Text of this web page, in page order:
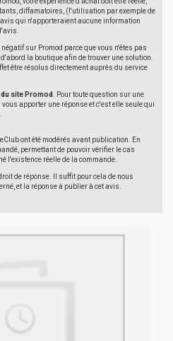
diffamatoires, (l'utilisation par exemple de
qui n'apporteraient aucune information
sur Promod parce que vous n'êtes pas
la boutique afin de trouver une solution.
être résolus directement auprès du service
site Promod
. Pour toute question sur une
apporter une réponse et c'est elle seule qui
ont été modérés avant publication. En
permettant de pouvoir vérifier le cas
l'existence réelle de la commande.
de réponse. Il suffit pour cela de nous
et la réponse à publier à cet avis.